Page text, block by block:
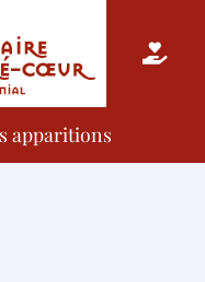
apparitions